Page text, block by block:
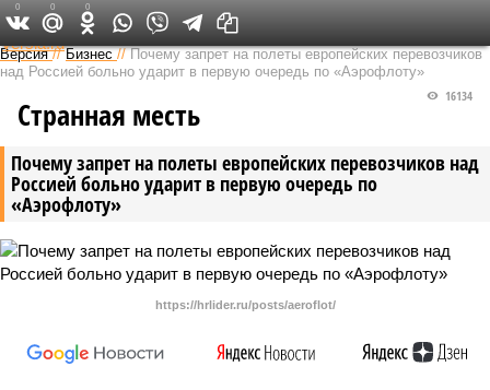
Федеральный выпуск
Версия //Бизнес //Почему запрет на полеты европейских перевозчиков
над Россией больно ударит в первую очередь по «Аэрофлоту»
Почему запрет на полеты европейских перевозчиков над
Россией больно ударит в первую очередь по
«Аэрофлоту»
16134
Странная месть
https://hrlider.ru/posts/aeroflot/
0 0 0